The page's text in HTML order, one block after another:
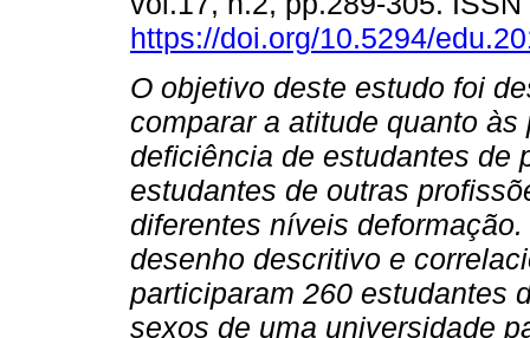
https://doi.org/10.5294/
O objetivo deste estudo foi
comparar a atitude quanto às
deficiência de estudantes de
estudantes de outras
diferentes níveis
desenho descritivo e
participaram 260 estudantes
sexos de uma universidade